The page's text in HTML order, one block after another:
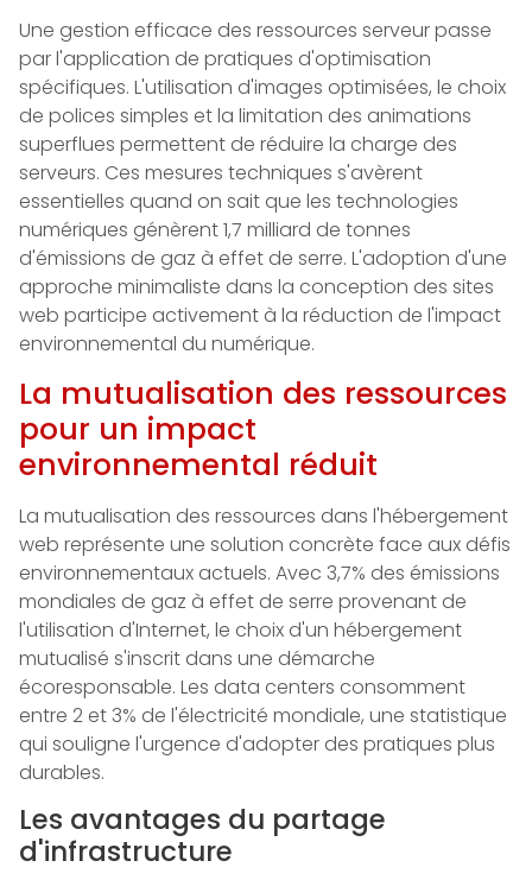
Une gestion efficace des ressources serveur passe
par l'application de pratiques d'optimisation
spécifiques. L'utilisation d'images optimisées, le choix
de polices simples et la limitation des animations
superflues permettent de réduire la charge des
serveurs. Ces mesures techniques s'avèrent
essentielles quand on sait que les technologies
numériques génèrent 1,7 milliard de tonnes
d'émissions de gaz à effet de serre. L'adoption d'une
approche minimaliste dans la conception des sites
web participe activement à la réduction de l'impact
environnemental du numérique.
La mutualisation des ressources
pour un impact
environnemental réduit
La mutualisation des ressources dans l'hébergement
web représente une solution concrète face aux défis
environnementaux actuels. Avec 3,7% des émissions
mondiales de gaz à effet de serre provenant de
l'utilisation d'Internet, le choix d'un hébergement
mutualisé s'inscrit dans une démarche
écoresponsable. Les data centers consomment
entre 2 et 3% de l'électricité mondiale, une statistique
qui souligne l'urgence d'adopter des pratiques plus
durables.
Les avantages du partage
d'infrastructure